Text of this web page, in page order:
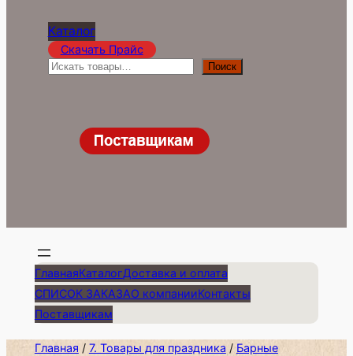
Каталог
Скачать Прайс
П
Поиск
ГлавнаяКаталогДоставка и оплата
СПИСОК ЗАКАЗАО компанииКонтакты
Поставщикам
Главная / 7. Товары для праздника / Барные